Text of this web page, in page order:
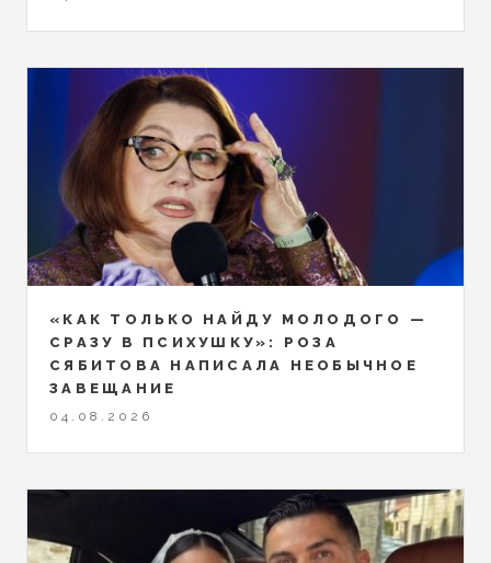
«КАК ТОЛЬКО НАЙДУ МОЛОДОГО —
СРАЗУ В ПСИХУШКУ»: РОЗА
СЯБИТОВА НАПИСАЛА НЕОБЫЧНОЕ
ЗАВЕЩАНИЕ
04.08.2026